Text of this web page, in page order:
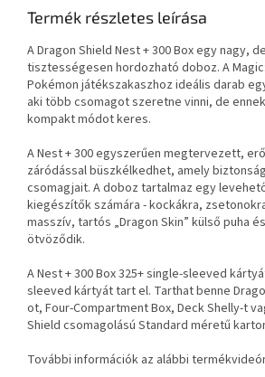
Termék részletes leírása
A Dragon Shield Nest + 300 Box egy nagy,
tisztességesen hordozható doboz. A
Pokémon játékszakaszhoz ideális darab
aki több csomagot szeretne vinni, de
kompakt módot keres.
A Nest + 300 egyszerűen megtervezett,
záródással büszkélkedhet, amely
csomagjait. A doboz tartalmaz egy
kiegészítők számára - kockákra,
masszív, tartós „Dragon Skin” külső puha
ötvöződik.
A Nest + 300 Box 325+ single-sleeved
sleeved kártyát tart el. Tarthat benne
ot, Four-Compartment Box, Deck Shelly-t
Shield csomagolású Standard méretű
További információk az alábbi